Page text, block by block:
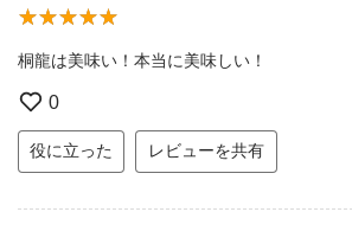
桐龍は美味い！本当に美味しい！
0
役に立った レビューを共有